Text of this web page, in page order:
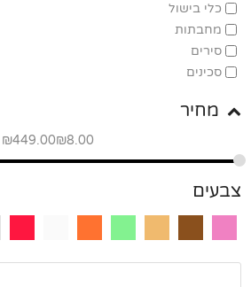
כלי בישול
מחבתות
סירים
סכינים
מחיר
₪8.00
₪449.00
צבעים